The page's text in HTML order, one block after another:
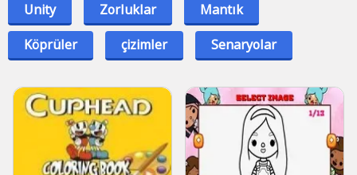
Unity Zorluklar
Mantık
Köprüler
çizimler Senaryolar